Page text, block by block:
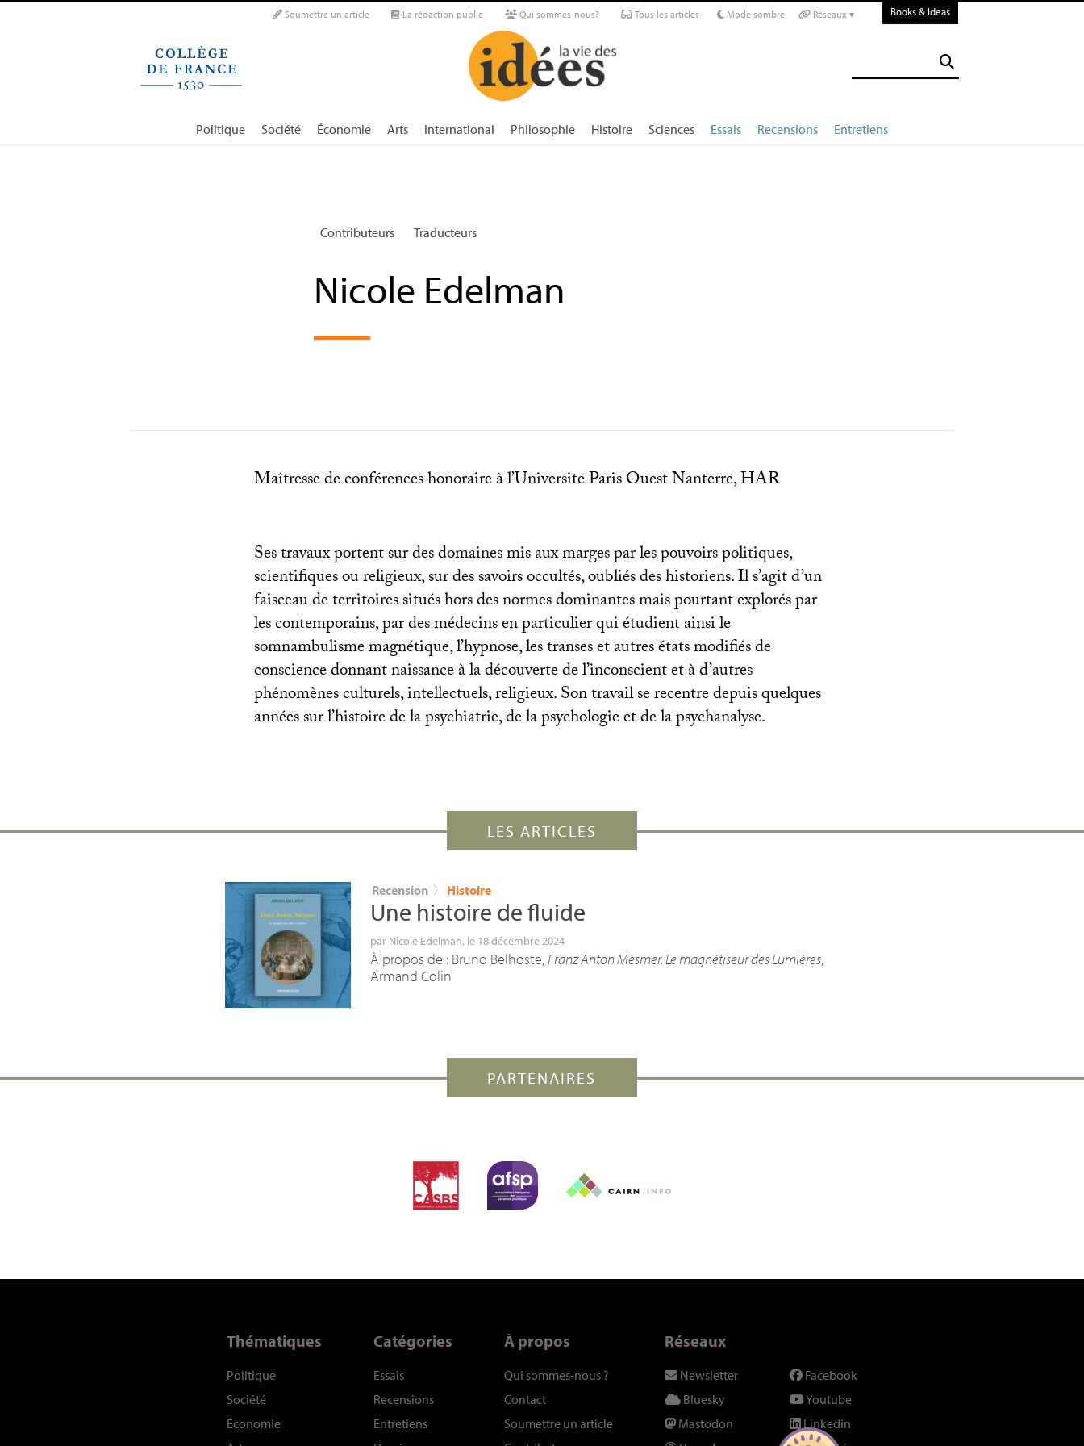
Soumettre un article La rédaction publie Qui sommes-nous? Tous les articles Mode sombre Réseaux ▾ Books & Ideas
Politique Société Économie Arts International Philosophie Histoire Sciences Essais Recensions Entretiens
Contributeurs Traducteurs
Nicole Edelman
Maîtresse de conférences honoraire à l’Universite Paris Ouest Nanterre,HAR
Ses travaux portent sur des domaines mis aux marges par les pouvoirs politiques,
scientifiques ou religieux, sur des savoirs occultés, oubliés des historiens. Il s’agit d’un
faisceau de territoires situés hors des normes dominantes mais pourtant explorés par
les contemporains, par des médecins en particulier qui étudient ainsi le
somnambulisme magnétique, l’hypnose, les transes et autres états modifiés de
conscience donnant naissance à la découverte de l’inconscient et à d’autres
phénomènes culturels, intellectuels, religieux. Son travail se recentre depuis quelques
années sur l’histoire de la psychiatrie, de la psychologie et de la psychanalyse.
LES ARTICLES
Recension 〉 Histoire
Une histoire de fluide
par Nicole Edelman, le 18 décembre 2024
À propos de : Bruno Belhoste,Franz Anton Mesmer. Le magnétiseur des Lumières,
Armand Colin
PARTENAIRES
Thématiques
Politique
Société
Économie
Catégories
Essais
Recensions
Entretiens
À propos
Qui sommes-nous ?
Contact
Soumettre un article
Réseaux
Newsletter
Bluesky
Mastodon
Facebook
Youtube
Linkedin